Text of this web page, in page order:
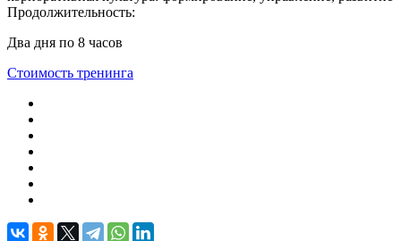
Продолжительность:
Два дня по 8 часов
Стоимость тренинга